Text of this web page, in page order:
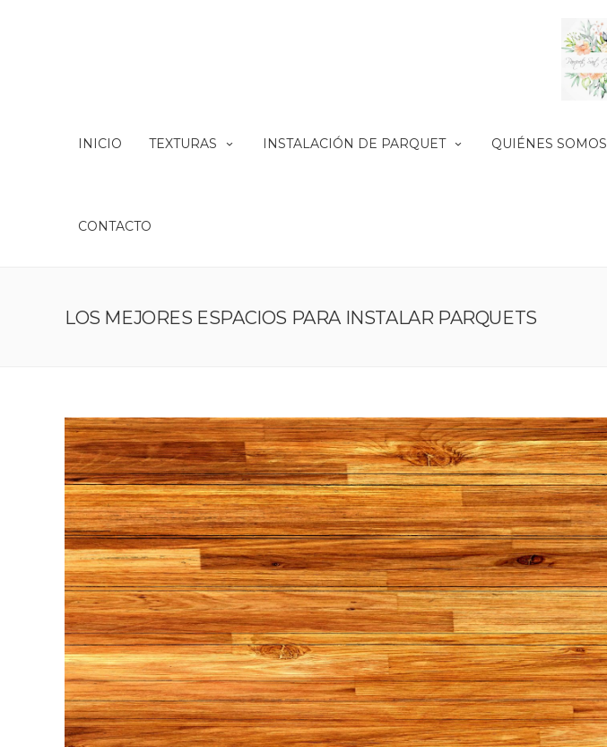
INICIO TEXTURAS INSTALACIÓN DE PARQUET QUIÉNES SOMOS
CONTACTO
LOS MEJORES ESPACIOS PARA INSTALAR PARQUETS